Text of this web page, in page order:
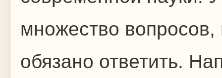
множество вопросов,
обязано ответить.